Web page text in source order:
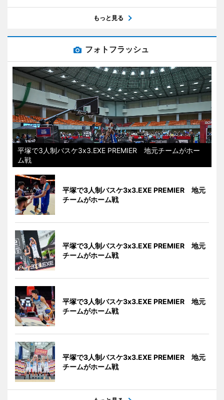
もっと見る
フォトフラッシュ
平塚で3人制バスケ3x3.EXE PREMIER 地元チームがホー
ム戦
平塚で3人制バスケ3x3.EXE PREMIER 地元
チームがホーム戦
平塚で3人制バスケ3x3.EXE PREMIER 地元
チームがホーム戦
平塚で3人制バスケ3x3.EXE PREMIER 地元
チームがホーム戦
平塚で3人制バスケ3x3.EXE PREMIER 地元
チームがホーム戦